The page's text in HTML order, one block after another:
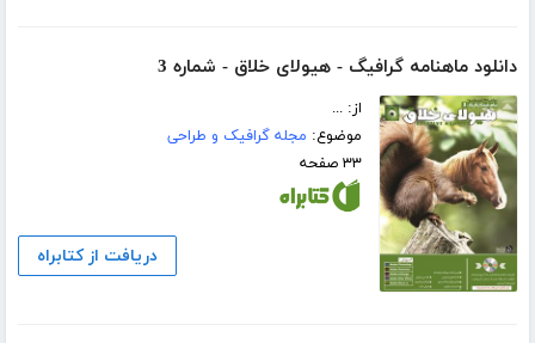
دانلود ماهنامه گرافیگ - هیولای خلاق - شماره 3
از: ...
موضوع: مجله گرافیک و طراحی
۳۳ صفحه
دریافت از کتابراه